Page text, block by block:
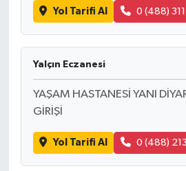
Yol Tarifi Al 0 (488)
Yalçın Eczanesi
YAŞAM HASTANESİ YANI
GİRİŞİ
Yol Tarifi Al 0 (488)